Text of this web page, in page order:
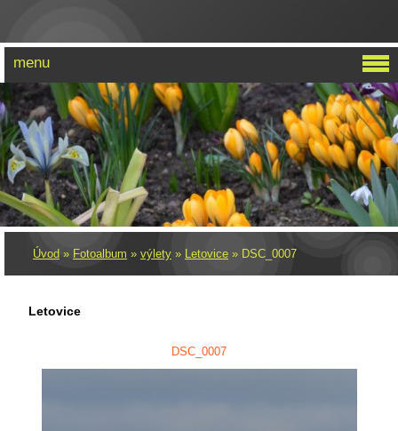
PRO ZUZKU
Úvod » Fotoalbum » výlety » Letovice » DSC_0007
Letovice
DSC_0007
menu